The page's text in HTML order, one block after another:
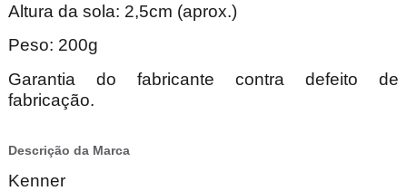
Altura da sola: 2,5cm (aprox.)
Peso: 200g
Garantia do fabricante contra defeito de
fabricação.
Descrição da Marca
Kenner